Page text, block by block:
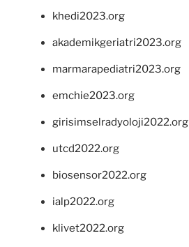
khedi2023.org
akademikgeriatri2023.org
marmarapediatri2023.org
emchie2023.org
girisimselradyoloji2022.org
utcd2022.org
biosensor2022.org
ialp2022.org
klivet2022.org